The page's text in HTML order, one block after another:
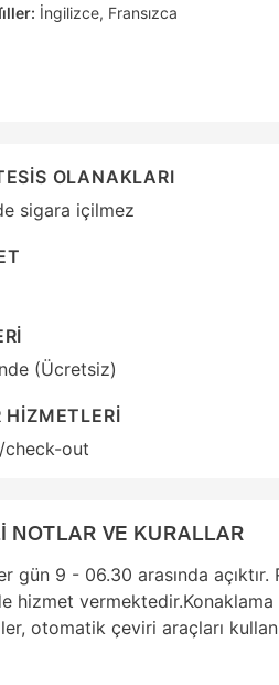
İngilizce Fransızca
OLANAKLARI
sigara içilmez
(Ücretsiz)
HİZMETLERİ
check-out
NOTLAR VE KURALLAR
gün 9 - 06.30 arasında açıktır.
hizmet
otomatik çeviri araçları